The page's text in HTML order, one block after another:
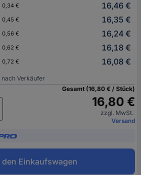
0,34 €
16,46 €
0,45 €
16,35 €
0,56 €
16,24 €
0,62 €
16,18 €
0,72 € 16,08 €
Verkäufer
Gesamt (16,80 € / Stück)
16,80 €
zzgl. MwSt.
Versand
den Einkaufswagen